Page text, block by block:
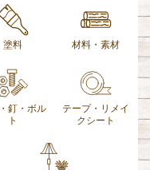
塗料 材料・素材
釘・ボル
ト
テープ・リメイ
クシート